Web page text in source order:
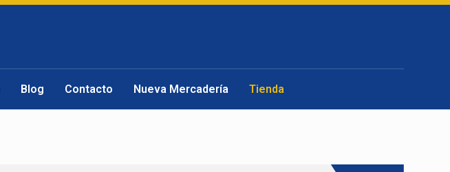
Blog Contacto Nueva Mercadería Tienda